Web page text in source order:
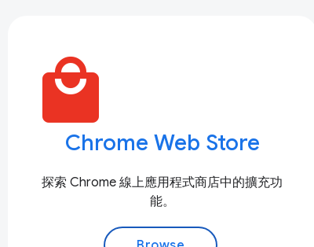
local_mall
Chrome Web Store
探索 Chrome 線上應用程式商店中的擴充功
能。